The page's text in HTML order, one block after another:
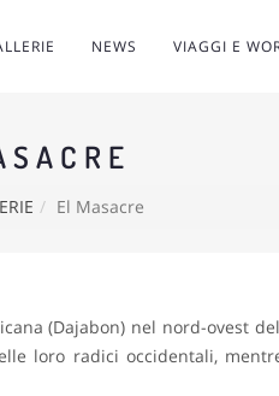
NEWS VIAGGI E
El Masacre
(Dajabon) nel nord-ovest
loro radici occidentali,